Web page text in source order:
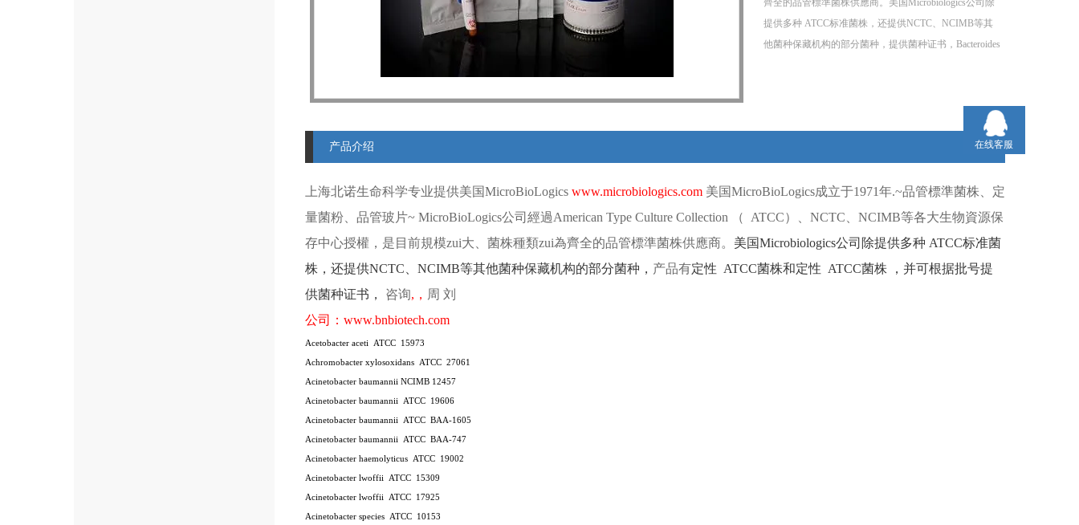
齊全的品管標準菌株供應商。美国Microbiologics公司除
提供多种 ATCC标准菌株，还提供NCTC、NCIMB等其
他菌种保藏机构的部分菌种，提供菌种证书，Bacteroides
产品介绍
上海北诺生命科学专业提供美国MicroBioLogics www.microbiologics.com 美国MicroBioLogics成立于1971年.~品管標準菌株、定
量菌粉、品管玻片~ MicroBioLogics公司經過American Type Culture Collection （ ATCC） NCTC NCIMB等各大生物資源保
存中心授權，是目前規模zui大、菌株種類zui為齊全的品管標準菌株供應商。 美国Microbiologics公司除提供多种 ATCC标准菌
株 ，还提供NCTC NCIMB等其他菌种保藏机构的部分菌种， 产品有定性 ATCC菌株和定性 ATCC菌株
，并可根据批号提
供菌种证书，
咨询, ， 周 刘
公司： www.bnbiotech.com
Acetobacter aceti ATCC 15973
Achromobacter xylosoxidans ATCC 27061
Acinetobacter baumannii NCIMB 12457
Acinetobacter baumannii ATCC 19606
Acinetobacter baumannii ATCC BAA-1605
Acinetobacter baumannii ATCC BAA-747
Acinetobacter haemolyticus ATCC 19002
Acinetobacter lwoffii ATCC 15309
Acinetobacter lwoffii ATCC 17925
Acinetobacter species ATCC 10153
在线客服